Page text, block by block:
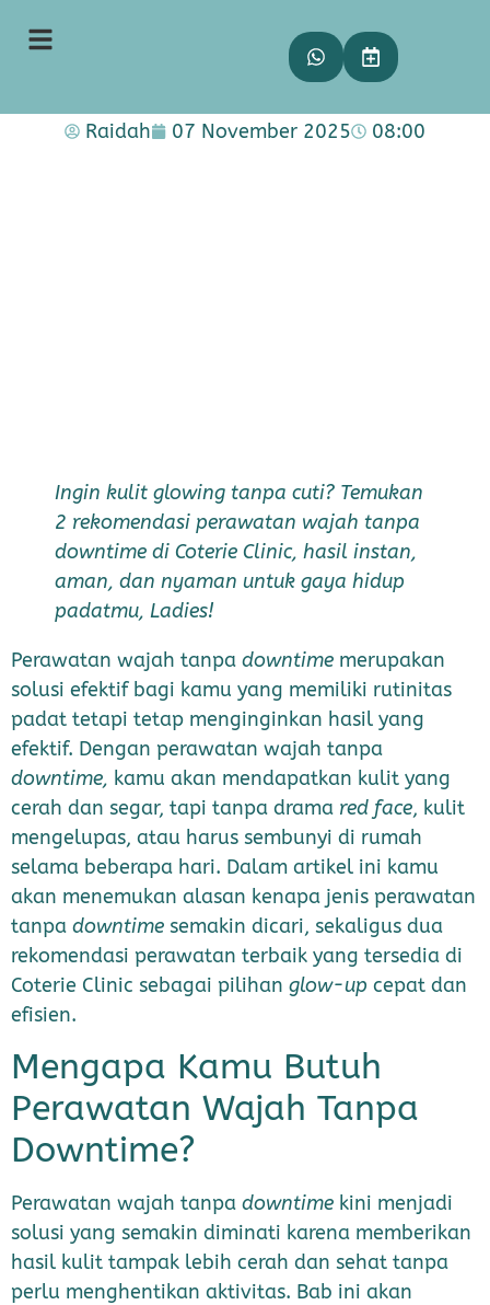
2 Rekomendasi Perawatan
Wajah Tanpa Downtime
Raidah 07 November 2025 08:00
Ingin kulit glowing tanpa cuti? Temukan
2 rekomendasi perawatan wajah tanpa
downtime di Coterie Clinic, hasil instan,
aman, dan nyaman untuk gaya hidup
padatmu, Ladies!
Perawatan wajah tanpa downtime merupakan
solusi efektif bagi kamu yang memiliki rutinitas
padat tetapi tetap menginginkan hasil yang
efektif. Dengan perawatan wajah tanpa
downtime, kamu akan mendapatkan kulit yang
cerah dan segar, tapi tanpa drama red face, kulit
mengelupas, atau harus sembunyi di rumah
selama beberapa hari. Dalam artikel ini kamu
akan menemukan alasan kenapa jenis perawatan
tanpa downtime semakin dicari, sekaligus dua
rekomendasi perawatan terbaik yang tersedia di
Coterie Clinic sebagai pilihan glow-up cepat dan
efisien.
Mengapa Kamu Butuh
Perawatan Wajah Tanpa
Downtime?
Perawatan wajah tanpa downtime kini menjadi
solusi yang semakin diminati karena memberikan
hasil kulit tampak lebih cerah dan sehat tanpa
perlu menghentikan aktivitas. Bab ini akan